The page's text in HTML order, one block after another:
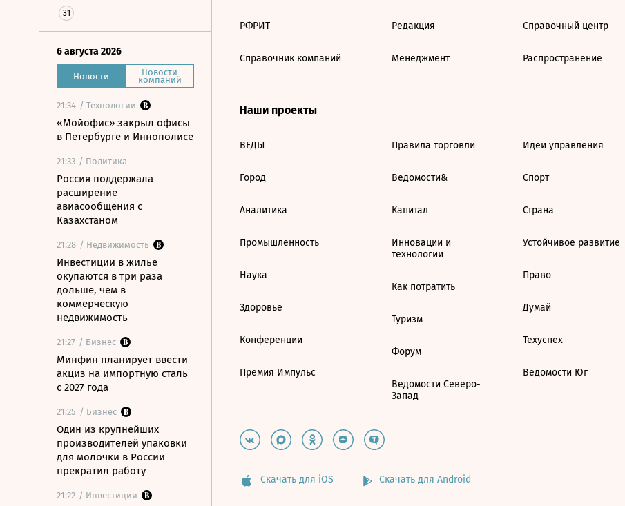
31
6 августа 2026
Новости Новости
компаний
21:34 / Технологии
«Мойофис» закрыл офисы
в Петербурге и Иннополисе
21:33 / Политика
Россия поддержала
расширение
авиасообщения с
Казахстаном
21:28 / Недвижимость
Инвестиции в жилье
окупаются в три раза
дольше, чем в
коммерческую
недвижимость
21:27 / Бизнес
Минфин планирует ввести
акциз на импортную сталь
с 2027 года
21:25 / Бизнес
Один из крупнейших
производителей упаковки
для молочки в России
прекратил работу
21:22 / Инвестиции
РФРИТ
Справочник компаний
Редакция
Менеджмент
Справочный центр
Распространение
Наши проекты
ВЕДЫ
Город
Аналитика
Промышленность
Наука
Здоровье
Конференции
Премия Импульс
Правила торговли
Ведомости&
Капитал
Инновации и
технологии
Как потратить
Туризм
Форум
Ведомости Северо-
Запад
Идеи управления
Спорт
Страна
Устойчивое развитие
Право
Думай
Техуспех
Ведомости Юг
Скачать для iOS Скачать для Android